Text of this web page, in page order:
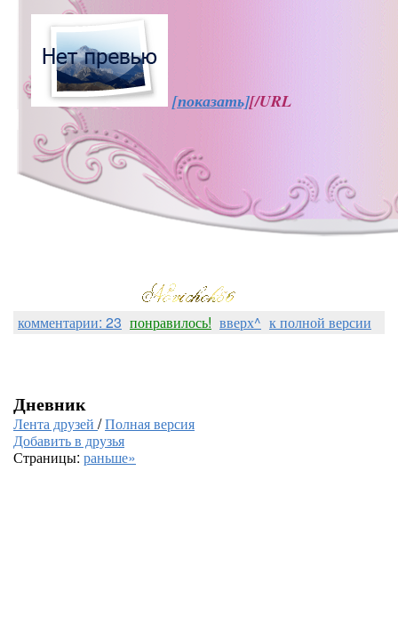
[показать][/URL
комментарии: 23 понравилось! вверх^ к полной версии
Дневник
Лента друзей /Полная версия
Добавить в друзья
Страницы: раньше»